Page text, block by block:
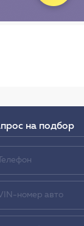
на подбор